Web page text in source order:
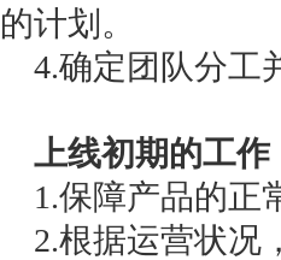
的计划。
4.确定团队分工
上线初期的工作
1.保障产品的正
2.根据运营状况